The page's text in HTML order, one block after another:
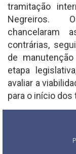
tramitação
Negreiros.
chancelaram
contrárias,
de
etapa
avaliar a
para o início